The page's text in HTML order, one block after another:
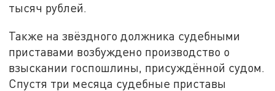
тысяч рублей.
Также на звёздного должника судебными
приставами возбуждено производство о
взыскании госпошлины, присуждённой судом.
Спустя три месяца судебные приставы